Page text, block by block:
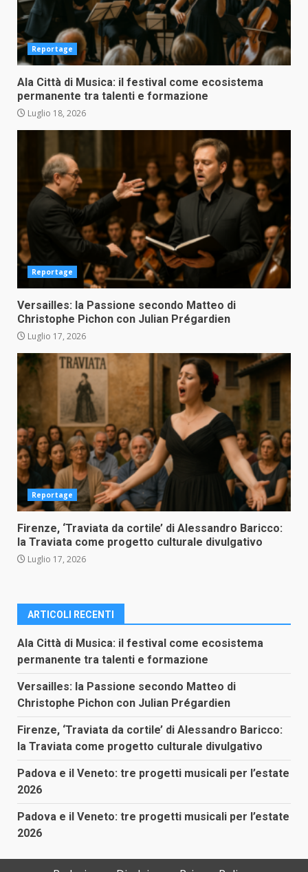
Reportage
Ala Città di Musica: il festival come ecosistema
permanente tra talenti e formazione
Luglio 18, 2026
Reportage
Versailles: la Passione secondo Matteo di
Christophe Pichon con Julian Prégardien
Luglio 17, 2026
Reportage
Firenze, ‘Traviata da cortile’ di Alessandro Baricco:
la Traviata come progetto culturale divulgativo
Luglio 17, 2026
ARTICOLI RECENTI
Ala Città di Musica: il festival come ecosistema
permanente tra talenti e formazione
Versailles: la Passione secondo Matteo di
Christophe Pichon con Julian Prégardien
Firenze, ‘Traviata da cortile’ di Alessandro Baricco:
la Traviata come progetto culturale divulgativo
Padova e il Veneto: tre progetti musicali per l’estate
2026
Padova e il Veneto: tre progetti musicali per l’estate
2026